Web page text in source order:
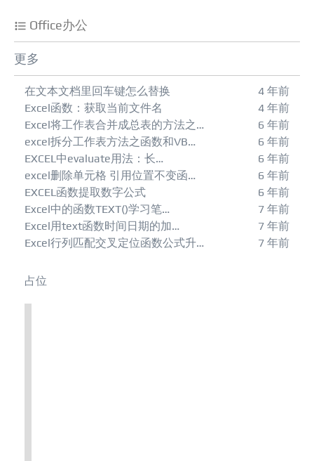
Office办公
更多
在文本文档里回车键怎么替换
4 年前
Excel函数：获取当前文件名
4 年前
Excel将工作表合并成总表的方法之…
6 年前
excel拆分工作表方法之函数和VB…
6 年前
EXCEL中evaluate用法：长…
6 年前
excel删除单元格 引用位置不变函…
6 年前
EXCEL函数提取数字公式
6 年前
Excel中的函数TEXT()学习笔…
7 年前
Excel用text函数时间日期的加…
7 年前
Excel行列匹配交叉定位函数公式升…
7 年前
占位